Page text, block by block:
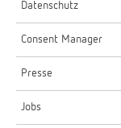
Datenschutz
Consent Manager
Presse
Jobs